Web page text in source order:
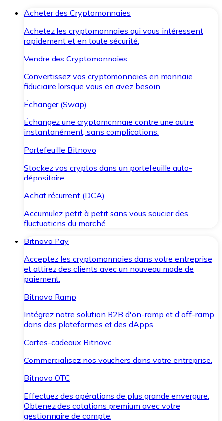
Acheter des Cryptomonnaies
Achetez les cryptomonnaies qui vous intéressent
rapidement et en toute sécurité.
Vendre des Cryptomonnaies
Convertissez vos cryptomonnaies en monnaie
fiduciaire lorsque vous en avez besoin.
Échanger (Swap)
Échangez une cryptomonnaie contre une autre
instantanément, sans complications.
Portefeuille Bitnovo
Stockez vos cryptos dans un portefeuille auto-
dépositaire.
Achat récurrent (DCA)
Accumulez petit à petit sans vous soucier des
fluctuations du marché.
Bitnovo Pay
Acceptez les cryptomonnaies dans votre entreprise
et attirez des clients avec un nouveau mode de
paiement.
Bitnovo Ramp
Intégrez notre solution B2B d'on-ramp et d'off-ramp
dans des plateformes et des dApps.
Cartes-cadeaux Bitnovo
Commercialisez nos vouchers dans votre entreprise.
Bitnovo OTC
Effectuez des opérations de plus grande envergure.
Obtenez des cotations premium avec votre
gestionnaire de compte.